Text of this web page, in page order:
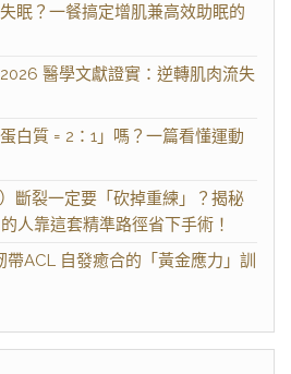
眠？一餐搞定增肌兼高效助眠的
醫學文獻證實：逆轉肌肉流失
白質 = 2：1」嗎？一篇看懂運動
斷裂一定要「砍掉重練」？揭秘
人靠這套精準路徑省下手術！
ACL 自發癒合的「黃金應力」訓